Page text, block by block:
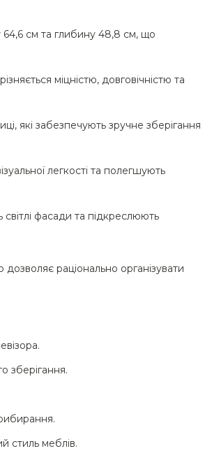
см та глибину 48,8 см, що
міцністю, довговічністю та
які забезпечують зручне зберігання
легкості та полегшують
світлі фасади та підкреслюють
раціонально організувати
зберігання.
стиль меблів.